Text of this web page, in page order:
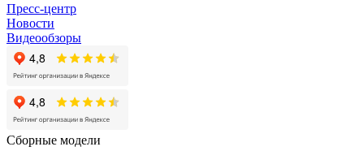
Пресс-центр
Новости
Видеообзоры
Сборные модели